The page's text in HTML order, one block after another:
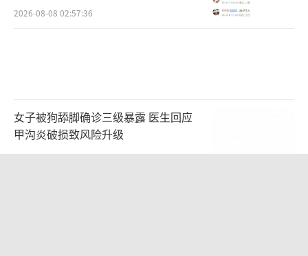
2026-08-08 02:57:36
女子被狗舔脚确诊三级暴露 医生回应
甲沟炎破损致风险升级
2026-08-08 08:17:06